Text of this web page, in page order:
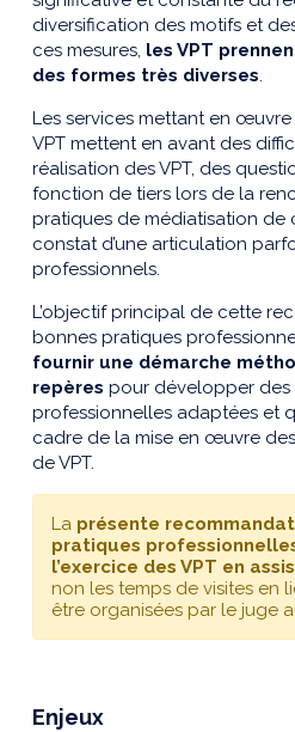
diversification des motifs et
ces mesures, les VPT
des formes très diverses.
Les services mettant en œuvre
VPT mettent en avant des
réalisation des VPT, des
fonction de tiers lors de la
pratiques de médiatisation de
constat d’une articulation
professionnels.
L’objectif principal de cette
bonnes pratiques
fournir une démarche
repères pour développer des
professionnelles adaptées et
cadre de la mise en œuvre
de VPT.
La présente
pratiques
l’exercice des VPT en
non les temps de visites en
être organisées par le juge
Enjeux